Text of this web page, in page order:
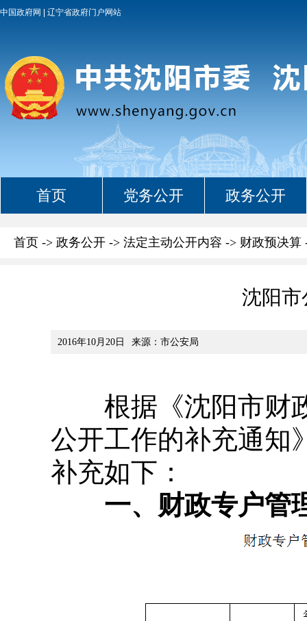
中国政府网 辽宁省政府门户网站
首页 党务公开 政务公开
首页 -> 政务公开 -> 法定主动公开内容 -> 财政预决算
沈阳市
2016年10月20日 来源：市公安局
根据《沈阳市财政
公开工作的补充通知
补充如下：
一、财政专户管